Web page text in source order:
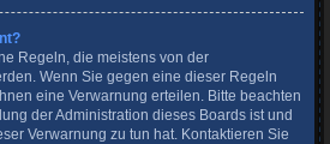
Regeln, die meistens von der
Wenn Sie gegen eine dieser Regeln
eine Verwarnung erteilen. Bitte beachten
der Administration dieses Boards ist und
Verwarnung zu tun hat. Kontaktieren Sie